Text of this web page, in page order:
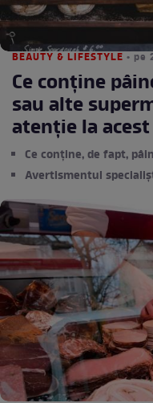
BEAUTY & LIFESTYLE • pe
Ce conţine
sau alte
atenție la
Ce conține, de fapt,
Avertismentul